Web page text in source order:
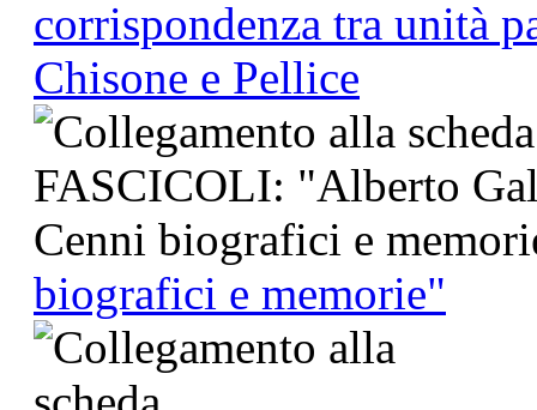
corrispondenza tra unità
Chisone e Pellice
biografici e memorie"